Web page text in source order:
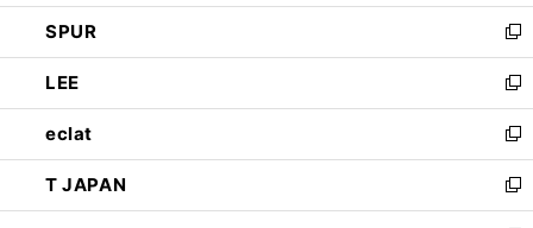
ウ
で
開
く
ン
ド
ウ
で
開
く
ウ
ィ
ン
ド
ウ
で
開
く
し
い
ウ
ィ
ン
ド
ウ
で
開
SPUR
新
し
い
ウ
ィ
ン
ド
ウ
LEE
新
し
い
ウ
ィ
ン
eclat
新
し
い
ウ
T JAPAN
新
し